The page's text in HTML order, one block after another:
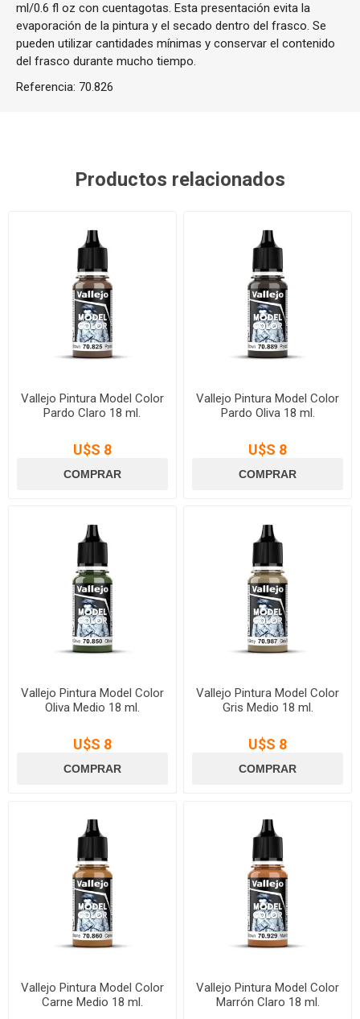
ml/0.6 fl oz con cuentagotas. Esta presentación evita la
evaporación de la pintura y el secado dentro del frasco. Se
pueden utilizar cantidades mínimas y conservar el contenido
del frasco durante mucho tiempo.
Referencia: 70.826
Productos relacionados
Vallejo Pintura Model Color
Pardo Claro 18 ml.
U$S 8
Vallejo Pintura Model Color
Pardo Oliva 18 ml.
U$S 8
Vallejo Pintura Model Color
Oliva Medio 18 ml.
U$S 8
Vallejo Pintura Model Color
Gris Medio 18 ml.
U$S 8
Vallejo Pintura Model Color
Carne Medio 18 ml.
Vallejo Pintura Model Color
Marrón Claro 18 ml.